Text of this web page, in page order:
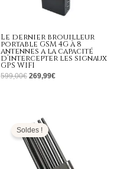
Le dernier brouilleur
portable GSM 4G à 8
antennes a la capacité
d’intercepter les signaux
GPS WIFI
599,00€ 269,99€
Soldes !
prix
initial
était :
1.399,00€.